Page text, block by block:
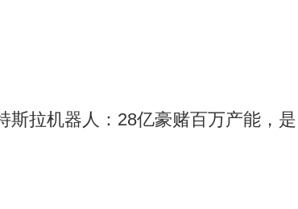
斯拉机器人：28亿豪赌百万产能，是